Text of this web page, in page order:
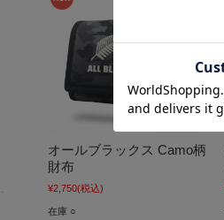
オールブラックス Camo柄
財布
¥2,750(税込)
在庫 ○